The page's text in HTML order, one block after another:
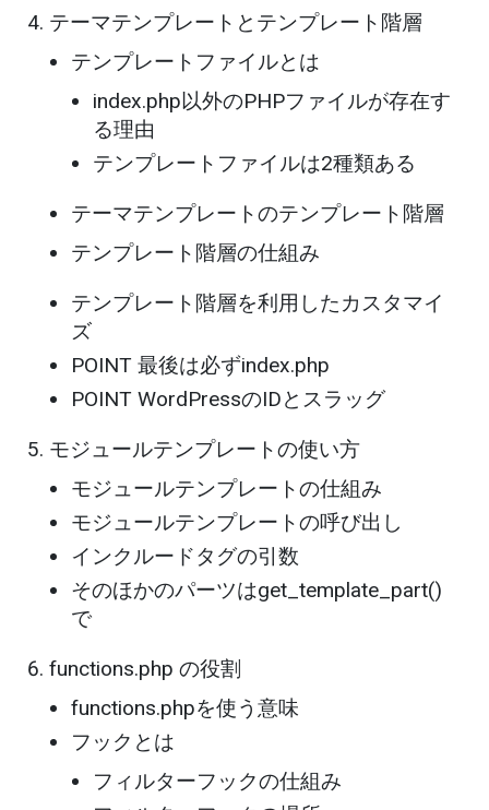
テーマテンプレートとテンプレート階層
テンプレートファイルとは
index.php以外のPHPファイルが存在す
る理由
テンプレートファイルは2種類ある
テーマテンプレートのテンプレート階層
テンプレート階層の仕組み
テンプレート階層を利用したカスタマイ
ズ
POINT 最後は必ずindex.php
POINT WordPressのIDとスラッグ
モジュールテンプレートの使い方
モジュールテンプレートの仕組み
モジュールテンプレートの呼び出し
インクルードタグの引数
そのほかのパーツはget_template_part()
で
functions.php の役割
functions.phpを使う意味
フックとは
フィルターフックの仕組み